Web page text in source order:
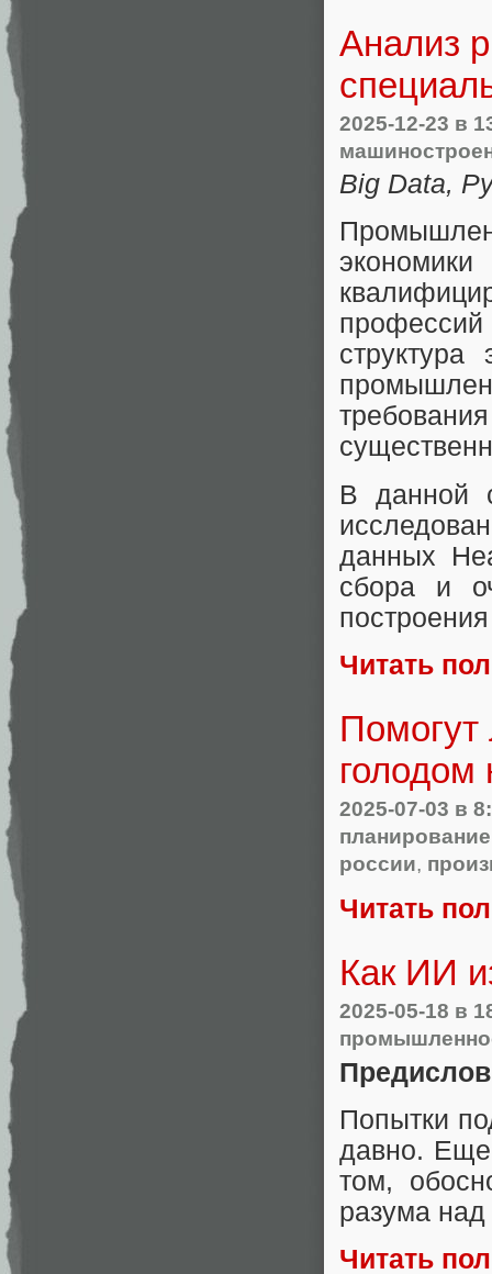
Анализ
2025-12-23 в
Big Data,
В данной
данных
сбора и
Читать
Помогут
голодом
2025-07-03 в
россии,
Читать
Как ИИ
2025-05-18 в
Попытки
давно. Еще
том,
разума
Читать